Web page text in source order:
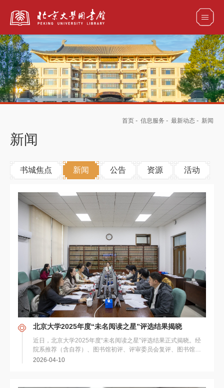
全部资源
首页 - 信息服务 - 最新动态 - 新闻
新闻
书城焦点 新闻 公告 资源 活动
北京大学2025年度“未名阅读之星”评选结果揭晓
近日，北京大学2025年度“未名阅读之星”评选结果正式揭晓。经
院系推荐（含自荐）、图书馆初评、评审委员会复评、图书馆党
政联席会审议、公示等程序，最终10名同学获...
2026-04-10